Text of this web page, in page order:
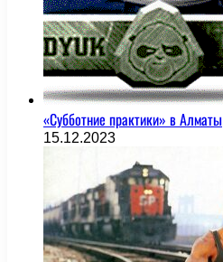
«Субботние практики» в Алматы
15.12.2023